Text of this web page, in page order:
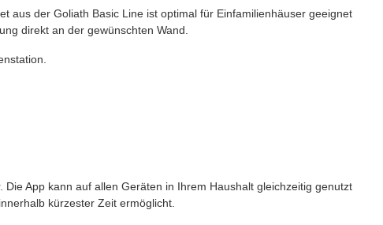
aus der Goliath Basic Line ist optimal für Einfamilienhäuser geeignet
direkt an der gewünschten Wand.
App kann auf allen Geräten in Ihrem Haushalt gleichzeitig genutzt
kürzester Zeit ermöglicht.